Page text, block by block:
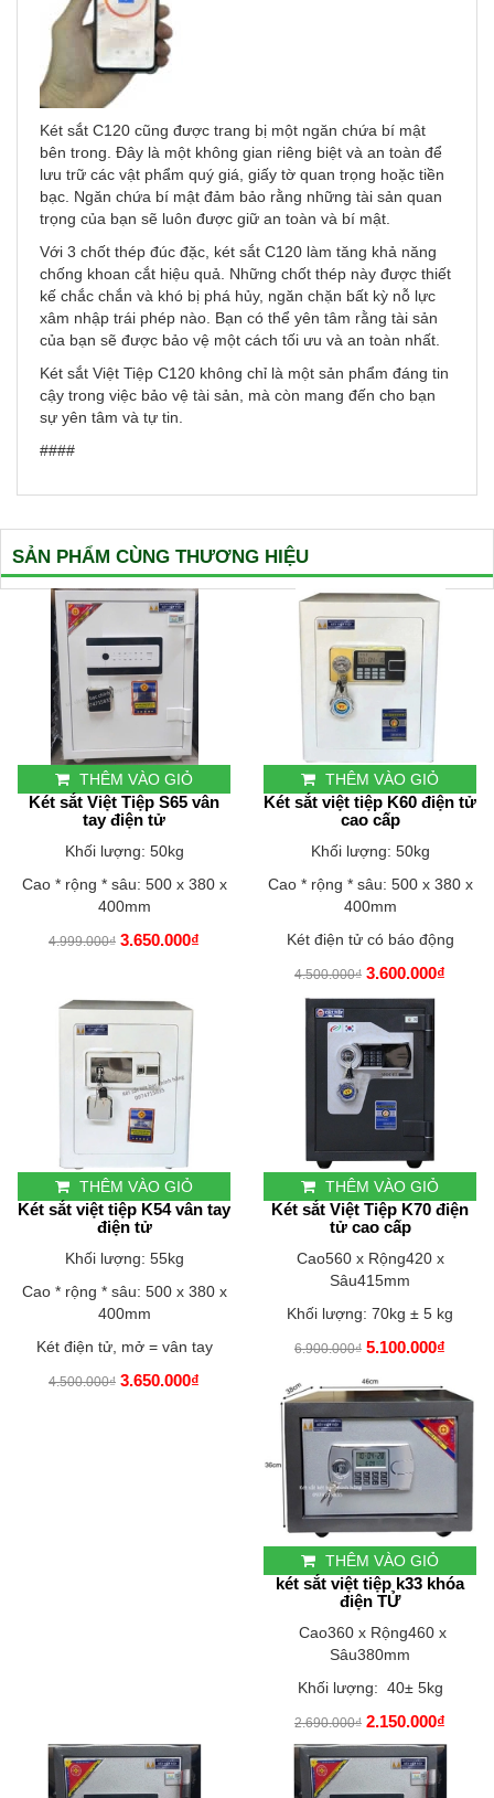
Két sắt C120 cũng được trang bị một ngăn chứa bí mật
bên trong. Đây là một không gian riêng biệt và an toàn để
lưu trữ các vật phẩm quý giá, giấy tờ quan trọng hoặc tiền
bạc. Ngăn chứa bí mật đảm bảo rằng những tài sản quan
trọng của bạn sẽ luôn được giữ an toàn và bí mật.
Với 3 chốt thép đúc đặc, két sắt C120 làm tăng khả năng
chống khoan cắt hiệu quả. Những chốt thép này được thiết
kế chắc chắn và khó bị phá hủy, ngăn chặn bất kỳ nỗ lực
xâm nhập trái phép nào. Bạn có thể yên tâm rằng tài sản
của bạn sẽ được bảo vệ một cách tối ưu và an toàn nhất.
Két sắt Việt Tiệp C120 không chỉ là một sản phẩm đáng tin
cậy trong việc bảo vệ tài sản, mà còn mang đến cho bạn
sự yên tâm và tự tin.
####
SẢN PHẨM CÙNG THƯƠNG HIỆU
THÊM VÀO GIỎ
Két sắt Việt Tiệp S65 vân
tay điện tử
Khối lượng: 50kg
Cao * rộng * sâu: 500 x 380 x
400mm
4.999.000₫ 3.650.000₫
THÊM VÀO GIỎ
Két sắt việt tiệp K60 điện tử
cao cấp
Khối lượng: 50kg
Cao * rộng * sâu: 500 x 380 x
400mm
Két điện tử có báo động
4.500.000₫ 3.600.000₫
THÊM VÀO GIỎ
Két sắt việt tiệp K54 vân tay
điện tử
Khối lượng: 55kg
Cao * rộng * sâu: 500 x 380 x
400mm
Két điện tử, mở = vân tay
4.500.000₫ 3.650.000₫
THÊM VÀO GIỎ
Két sắt Việt Tiệp K70 điện
tử cao cấp
Cao560 x Rộng420 x
Sâu415mm
Khối lượng: 70kg ± 5 kg
6.900.000₫ 5.100.000₫
THÊM VÀO GIỎ
két sắt việt tiệp k33 khóa
điện TỬ
Cao360 x Rộng460 x
Sâu380mm
Khối lượng: 40± 5kg
2.690.000₫ 2.150.000₫